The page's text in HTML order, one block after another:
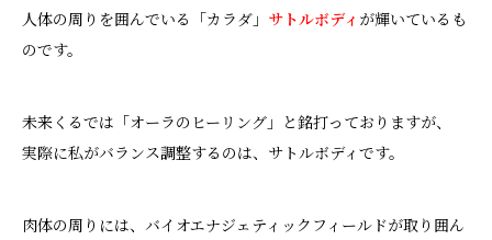
人体の周りを囲んでいる「カラダ」 サトルボディ が輝いているも
のです。
未来くるでは「オーラのヒーリング」と銘打っておりますが、
実際に私がバランス調整するのは、サトルボディです。
肉体の周りには、バイオエナジェティックフィールドが取り囲ん